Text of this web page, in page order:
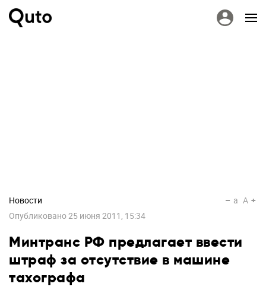
Новости
Опубликовано25 июня 2011, 15:34
a A
Минтранс РФ предлагает ввести
штраф за отсутствие в машине
тахографа